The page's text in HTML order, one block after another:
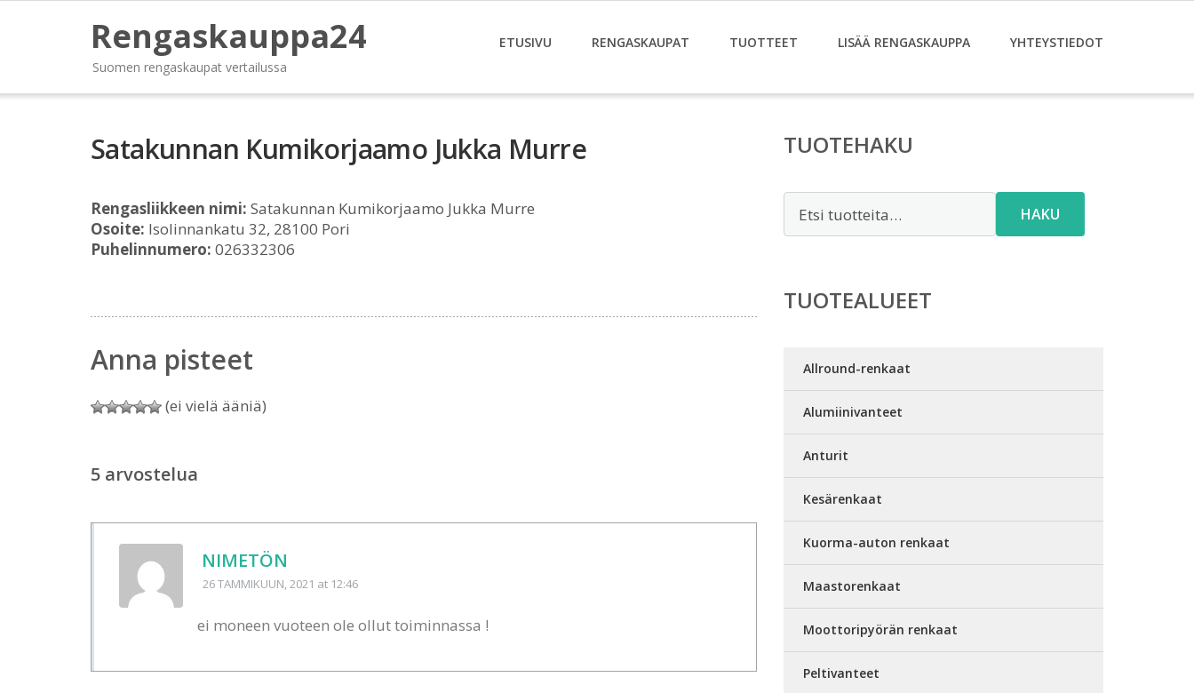
Rengaskauppa24
Suomen rengaskaupat vertailussa
ETUSIVU RENGASKAUPAT TUOTTEET LISÄÄ RENGASKAUPPA YHTEYSTIEDOT
Satakunnan Kumikorjaamo Jukka Murre
Rengasliikkeen nimi: Satakunnan Kumikorjaamo Jukka Murre
Osoite: Isolinnankatu 32, 28100 Pori
Puhelinnumero: 026332306
Anna pisteet
(ei vielä ääniä)
5 arvostelua
NIMETÖN
26 TAMMIKUUN, 2021 at 12:46
ei moneen vuoteen ole ollut toiminnassa !
TUOTEHAKU
HAKU
TUOTEALUEET
Allround-renkaat
Alumiinivanteet
Anturit
Kesärenkaat
Kuorma-auton renkaat
Maastorenkaat
Moottoripyörän renkaat
Peltivanteet